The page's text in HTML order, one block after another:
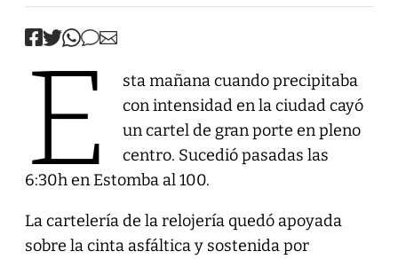
E
sta mañana cuando precipitaba
con intensidad en la ciudad cayó
un cartel de gran porte en pleno
centro. Sucedió pasadas las
6:30h en Estomba al 100.
La cartelería de la relojería quedó apoyada
sobre la cinta asfáltica y sostenida por